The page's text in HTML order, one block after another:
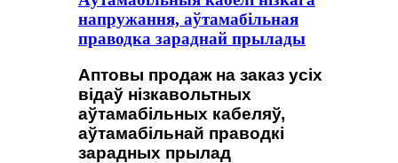
напружання, аўтамабільная
праводка зараднай прылады
Аптовы продаж на заказ усіх
відаў нізкавольтных
аўтамабільных кабеляў,
аўтамабільнай праводкі
зарадных прылад